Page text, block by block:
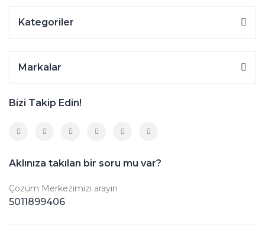
Kategoriler
Markalar
Bizi Takip Edin!
Aklınıza takılan bir soru mu var?
Çözüm Merkezimizi arayın
5011899406